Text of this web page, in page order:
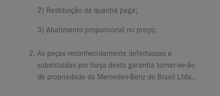
2) Restituição da quantia paga;
3) Abatimento proporcional no preço;
As peças reconhecidamente defeituosas e
substituídas por força desta garantia tornar-se-ão
de propriedade da Mercedes-Benz do Brasil Ltda.,